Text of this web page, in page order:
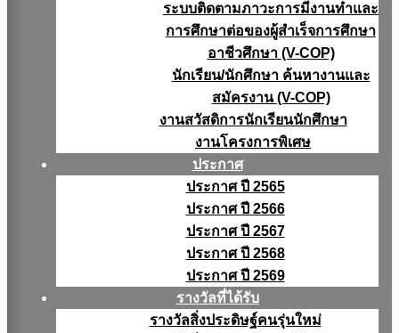
ระบบติดตามภาวะการมีงานทำและ
การศึกษาต่อของผู้สำเร็จการศึกษา
อาชีวศึกษา (V-COP)
นักเรียน/นักศึกษา ค้นหางานและ
สมัครงาน (V-COP)
งานสวัสดิการนักเรียนนักศึกษา
งานโครงการพิเศษ
ประกาศ
ประกาศ ปี 2565
ประกาศ ปี 2566
ประกาศ ปี 2567
ประกาศ ปี 2568
ประกาศ ปี 2569
รางวัลที่ได้รับ
รางวัลสิ่งประดิษฐ์คนรุ่นใหม่